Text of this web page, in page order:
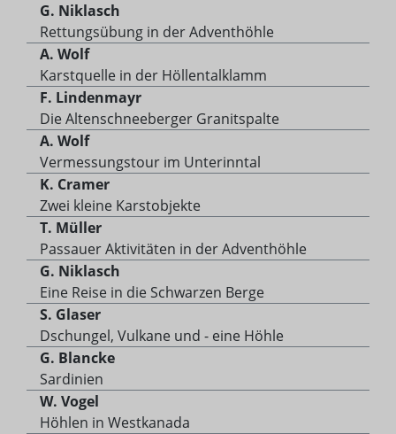
G. Niklasch
Rettungsübung in der Adventhöhle
A. Wolf
Karstquelle in der Höllentalklamm
F. Lindenmayr
Die Altenschneeberger Granitspalte
A. Wolf
Vermessungstour im Unterinntal
K. Cramer
Zwei kleine Karstobjekte
T. Müller
Passauer Aktivitäten in der Adventhöhle
G. Niklasch
Eine Reise in die Schwarzen Berge
S. Glaser
Dschungel, Vulkane und - eine Höhle
G. Blancke
Sardinien
W. Vogel
Höhlen in Westkanada